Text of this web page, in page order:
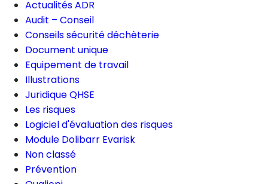
c
h
e
Actualités ADR
Audit – Conseil
Conseils sécurité déchèterie
Document unique
Equipement de travail
Illustrations
Juridique QHSE
Les risques
Logiciel d'évaluation des risques
Module Dolibarr Evarisk
Non classé
Prévention